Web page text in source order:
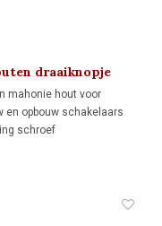
draaiknopje
mahonie hout voor
en opbouw schakelaars
schroef